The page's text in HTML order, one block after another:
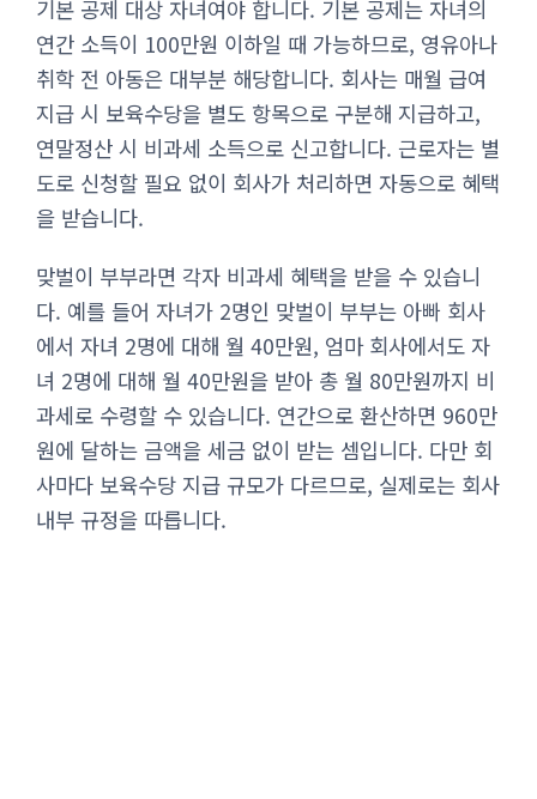
기본 공제 대상 자녀여야 합니다. 기본 공제는 자녀의
연간 소득이 100만원 이하일 때 가능하므로, 영유아나
취학 전 아동은 대부분 해당합니다. 회사는 매월 급여
지급 시 보육수당을 별도 항목으로 구분해 지급하고,
연말정산 시 비과세 소득으로 신고합니다. 근로자는 별
도로 신청할 필요 없이 회사가 처리하면 자동으로 혜택
을 받습니다.
맞벌이 부부라면 각자 비과세 혜택을 받을 수 있습니
다. 예를 들어 자녀가 2명인 맞벌이 부부는 아빠 회사
에서 자녀 2명에 대해 월 40만원, 엄마 회사에서도 자
녀 2명에 대해 월 40만원을 받아 총 월 80만원까지 비
과세로 수령할 수 있습니다. 연간으로 환산하면 960만
원에 달하는 금액을 세금 없이 받는 셈입니다. 다만 회
사마다 보육수당 지급 규모가 다르므로, 실제로는 회사
내부 규정을 따릅니다.